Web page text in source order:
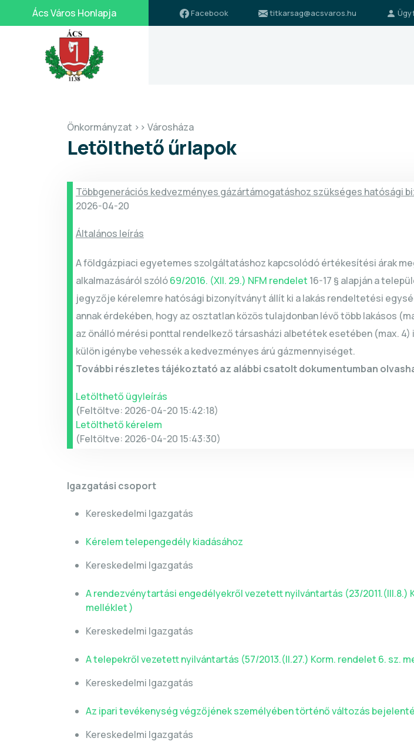
Ács Város Honlapja Facebook titkarsag@acsvaros.hu
Önkormányzat >> Városháza
Letölthető űrlapok
Többgenerációs kedvezményes gázártámogatáshoz szükséges hatósági
icon
2026-04-20
Általános leírás
A földgázpiaci egyetemes szolgáltatáshoz kapcsolódó értékesítési árak
alkalmazásáról szóló69/2016. (XII. 29.) NFM rendelet 16-17 § alapján a
jegyzője kérelemre hatósági bizonyítványt állít ki a lakás rendeltetési
annak érdekében, hogy az osztatlan közös tulajdonban lévő több lakásos
az önálló mérési ponttal rendelkező társasházi albetétek esetében (max. 4)
külön igénybe vehessék a kedvezményes árú gázmennyiséget.
További részletes tájékoztató az alábbi csatolt dokumentumban
Letölthető ügyleírás
(Feltöltve: 2026-04-20 15:42:18)
Letölthető kérelem
(Feltöltve: 2026-04-20 15:43:30)
Igazgatási csoport
Kereskedelmi Igazgatás
Kérelem telepengedély kiadásához
Kereskedelmi Igazgatás
A rendezvénytartási engedélyekről vezetett nyilvántartás (23/2011.(III.8.)
melléklet )
Kereskedelmi Igazgatás
A telepekről vezetett nyilvántartás (57/2013.(II.27.) Korm. rendelet 6. sz.
Kereskedelmi Igazgatás
Az ipari tevékenység végzőjének személyében történő változás
Kereskedelmi Igazgatás